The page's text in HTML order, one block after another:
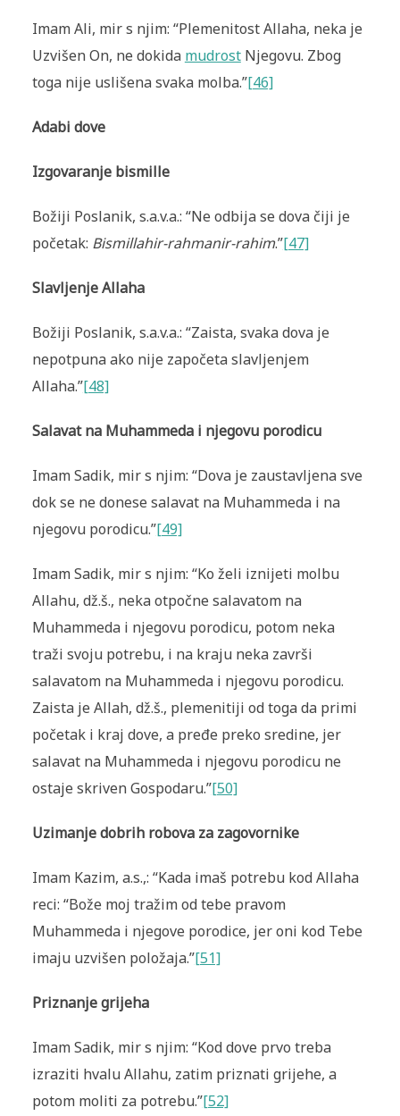
Imam Ali, mir s njim: “Plemenitost Allaha, neka je
Uzvišen On, ne dokida mudrostNjegovu. Zbog
toga nije uslišena svaka molba.”[46]
Adabi dove
Izgovaranje bismille
Božiji Poslanik, s.a.v.a.: “Ne odbija se dova čiji je
početak: Bismillahir-rahmanir-rahim.”[47]
Slavljenje Allaha
Božiji Poslanik, s.a.v.a.: “Zaista, svaka dova je
nepotpuna ako nije započeta slavljenjem
Allaha.”[48]
Salavat na Muhammeda i njegovu porodicu
Imam Sadik, mir s njim: “Dova je zaustavljena sve
dok se ne donese salavat na Muhammeda i na
njegovu porodicu.”[49]
Imam Sadik, mir s njim: “Ko želi iznijeti molbu
Allahu, dž.š., neka otpočne salavatom na
Muhammeda i njegovu porodicu, potom neka
traži svoju potrebu, i na kraju neka završi
salavatom na Muhammeda i njegovu porodicu.
Zaista je Allah, dž.š., plemenitiji od toga da primi
početak i kraj dove, a pređe preko sredine, jer
salavat na Muhammeda i njegovu porodicu ne
ostaje skriven Gospodaru.”[50]
Uzimanje dobrih robova za zagovornike
Imam Kazim, a.s.,: “Kada imaš potrebu kod Allaha
reci: “Bože moj tražim od tebe pravom
Muhammeda i njegove porodice, jer oni kod Tebe
imaju uzvišen položaja.”[51]
Priznanje grijeha
Imam Sadik, mir s njim: “Kod dove prvo treba
izraziti hvalu Allahu, zatim priznati grijehe, a
potom moliti za potrebu.”[52]